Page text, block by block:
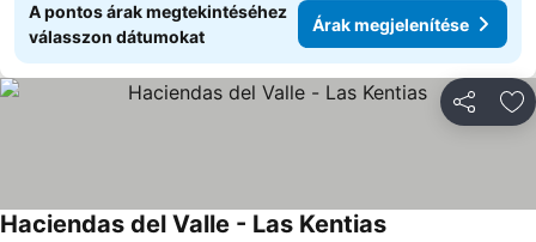
A pontos árak megtekintéséhez
válasszon dátumokat
Árak megjelenítése
Haciendas del Valle - Las Kentias